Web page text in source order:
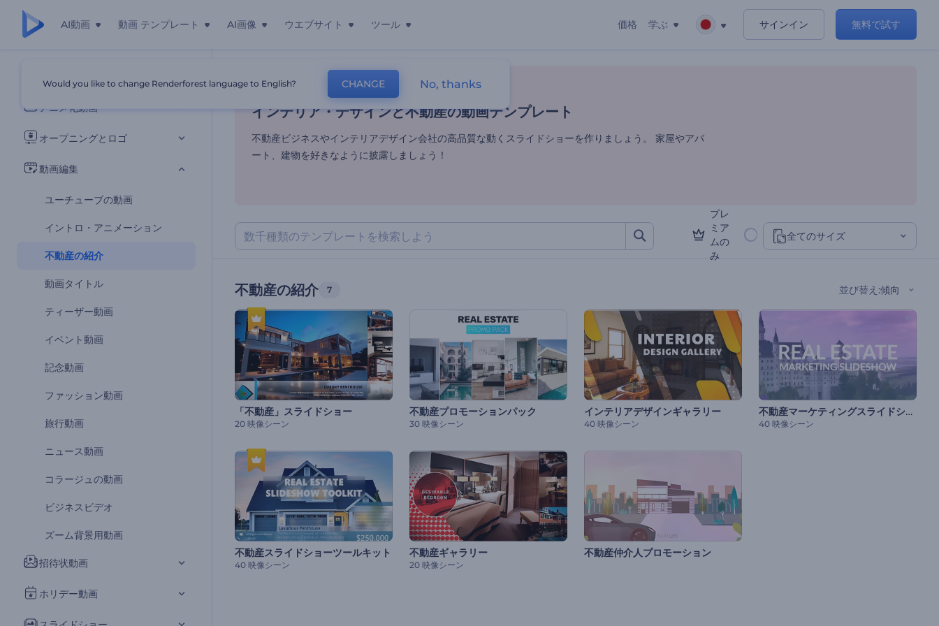
AI動画 動画 テンプレート AI画像 ウエブサイト ツール 価格 学ぶ サインイン 無料で試す
すべてのテンプレート
アニメ化動画
オープニングとロゴ
動画編集
ユーチューブの動画
イントロ・アニメーション
不動産の紹介
動画タイトル
ティーザー動画
イベント動画
記念動画
ファッション動画
旅行動画
ニュース動画
コラージュの動画
ビジネスビデオ
ズーム背景用動画
招待状動画
ホリデー動画
インテリア・デザインと不動産の動画テンプレート
ホーム テンプレート 動画編集 不動産の紹介
インテリア・デザインと不動産の動画テンプレート
不動産ビジネスやインテリアデザイン会社の高品質な動くスライドショーを作りましょう。 家屋やアパ
ート、建物を好きなように披露しましょう！
プレ
ミア
ムの
み
全てのサイズ
不動産の紹介 7 並び替え :傾向
「不動産」スライドショー
20 映像シーン
不動産プロモーションパック
30 映像シーン
インテリアデザインギャラリー
40 映像シーン
不動産マーケティングスライドショー
40 映像シーン
不動産スライドショーツールキット
40 映像シーン
不動産ギャラリー
20 映像シーン
不動産仲介人プロモーション
Would you like to change Renderforest language to English? CHANGE No, thanks